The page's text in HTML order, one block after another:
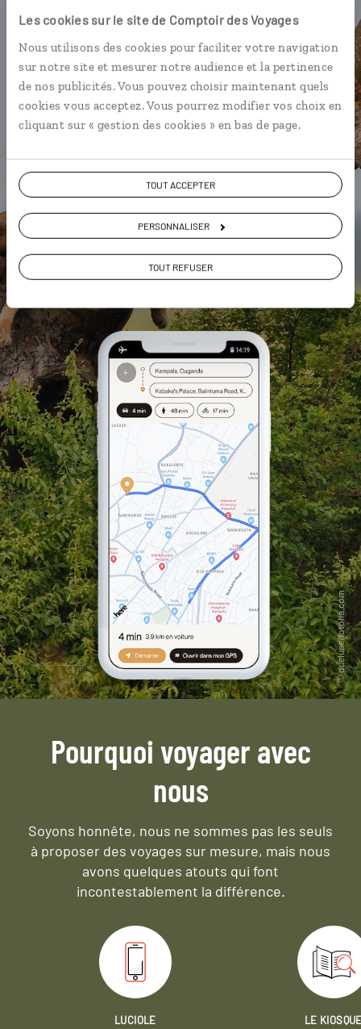
Les cookies sur le site de Comptoir des Voyages
Nous utilisons des cookies pour faciliter votre navigation
sur notre site et mesurer notre audience et la pertinence
de nos publicités. Vous pouvez choisir maintenant quels
cookies vous acceptez. Vous pourrez modifier vos choix en
cliquant sur « gestion des cookies » en bas de page.
TOUT ACCEPTER
PERSONNALISER
TOUT REFUSER
Ouganda
L’itinéraire vers votre lodge en 1
clic
Une utilisation gratuite, hors
connexion Internet
géolocalisés
L'album souvenirs à composer
vous-même
DÉCOUVRIR LUCIOLE
Pourquoi voyager avec
nous
Soyons honnête, nous ne sommes pas les seuls
à proposer des voyages sur mesure, mais nous
avons quelques atouts qui font
incontestablement la différence.
LUCIOLE
LE